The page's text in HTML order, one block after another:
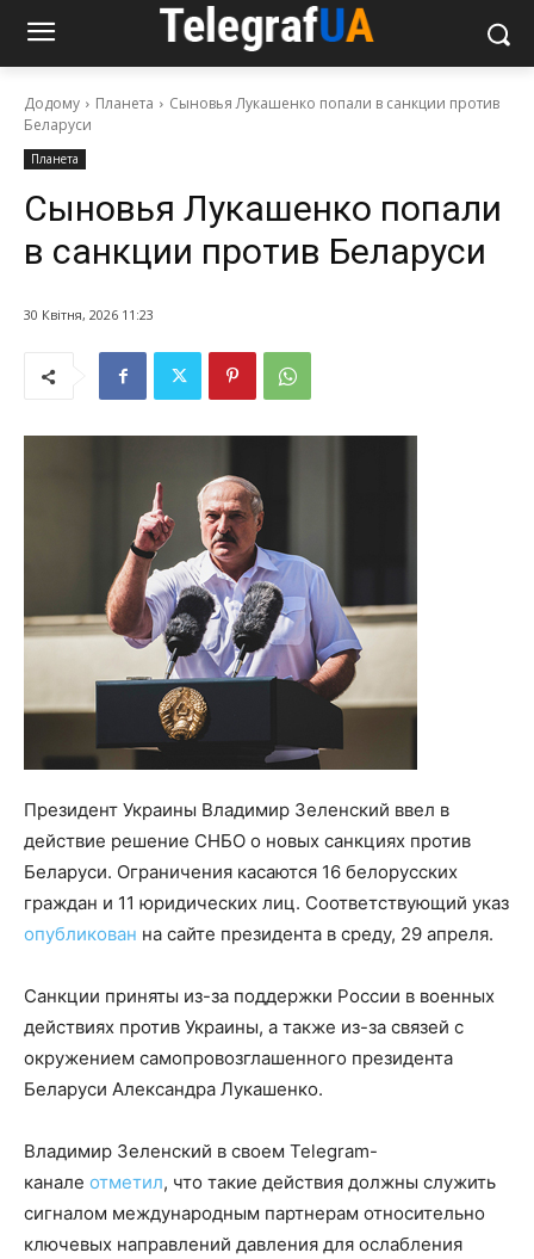
Додому Планета
Сыновья Лукашенко попали в санкции против
Беларуси
Планета
Сыновья Лукашенко попали
в санкции против Беларуси
30 Квітня, 2026 11:23
Президент Украины Владимир Зеленский ввел в
действие решение СНБО о новых санкциях против
Беларуси. Ограничения касаются 16 белорусских
граждан и 11 юридических лиц. Соответствующий указ
опубликован на сайте президента в среду, 29 апреля.
Санкции приняты из-за поддержки России в военных
действиях против Украины, а также из-за связей с
окружением самопровозглашенного президента
Беларуси Александра Лукашенко.
Владимир Зеленский в своем Telegram-
канале отметил, что такие действия должны служить
сигналом международным партнерам относительно
ключевых направлений давления для ослабления